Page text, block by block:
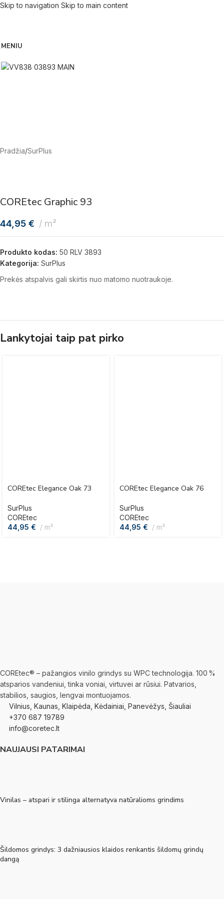
Skip to navigation Skip to main content
MENIU
Pradžia/SurPlus
COREtec Graphic 93
44,95 € m²
Produkto kodas: 50 RLV 3893
Kategorija: SurPlus
Prekės atspalvis gali skirtis nuo matomo nuotraukoje.
Lankytojai taip pat pirko
COREtec Elegance Oak 73
SurPlus
COREtec
44,95 € m²
COREtec Elegance Oak 76
SurPlus
COREtec
44,95 € m²
COREtec® – pažangios vinilo grindys su WPC technologija. 100 %
atsparios vandeniui, tinka voniai, virtuvei ar rūsiui. Patvarios,
stabilios, saugios, lengvai montuojamos.
Vilnius, Kaunas, Klaipėda, Kėdainiai, Panevėžys, Šiauliai
+370 687 19789
info@coretec.lt
NAUJAUSI PATARIMAI
Vinilas – atspari ir stilinga alternatyva natūralioms grindims
Šildomos grindys: 3 dažniausios klaidos renkantis šildomų grindų
dangą